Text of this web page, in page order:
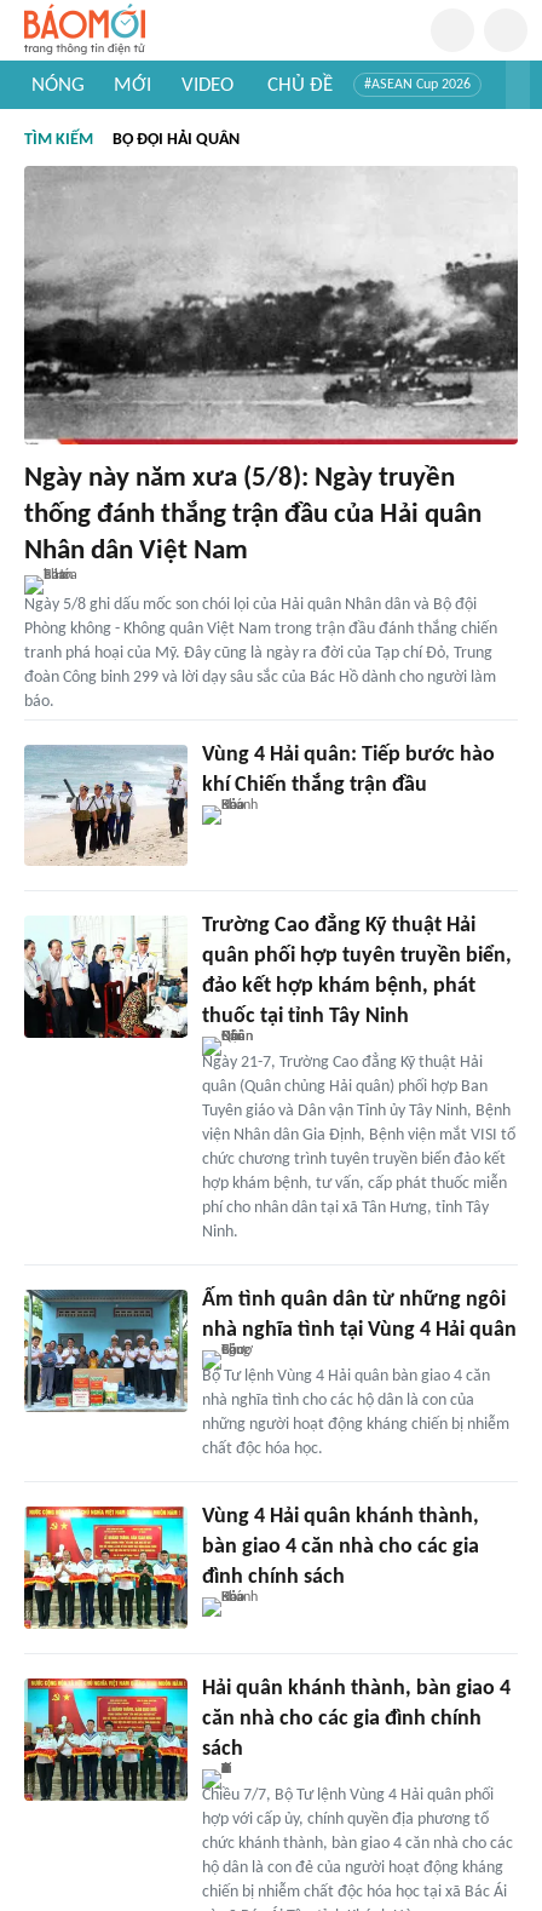
NÓNG MỚI VIDEO CHỦ ĐỀ #ASEAN Cup 2026
#Khám phá thế giới
TÌM KIẾM BỘ ĐỘI HẢI QUÂN
Ngày này năm xưa (5/8): Ngày truyền
thống đánh thắng trận đầu của Hải quân
Nhân dân Việt Nam
Ngày 5/8 ghi dấu mốc son chói lọi của Hải quân Nhân dân và Bộ đội
Phòng không - Không quân Việt Nam trong trận đầu đánh thắng chiến
tranh phá hoại của Mỹ. Đây cũng là ngày ra đời của Tạp chí Đỏ, Trung
đoàn Công binh 299 và lời dạy sâu sắc của Bác Hồ dành cho người làm
báo.
Vùng 4 Hải quân: Tiếp bước hào
khí Chiến thắng trận đầu
Trường Cao đẳng Kỹ thuật Hải
quân phối hợp tuyên truyền biển,
đảo kết hợp khám bệnh, phát
thuốc tại tỉnh Tây Ninh
Ngày 21-7, Trường Cao đẳng Kỹ thuật Hải
quân (Quân chủng Hải quân) phối hợp Ban
Tuyên giáo và Dân vận Tỉnh ủy Tây Ninh, Bệnh
viện Nhân dân Gia Định, Bệnh viện mắt VISI tổ
chức chương trình tuyên truyền biển đảo kết
hợp khám bệnh, tư vấn, cấp phát thuốc miễn
phí cho nhân dân tại xã Tân Hưng, tỉnh Tây
Ninh.
Ấm tình quân dân từ những ngôi
nhà nghĩa tình tại Vùng 4 Hải quân
Bộ Tư lệnh Vùng 4 Hải quân bàn giao 4 căn
nhà nghĩa tình cho các hộ dân là con của
những người hoạt động kháng chiến bị nhiễm
chất độc hóa học.
Vùng 4 Hải quân khánh thành,
bàn giao 4 căn nhà cho các gia
đình chính sách
Hải quân khánh thành, bàn giao 4
căn nhà cho các gia đình chính
sách
Chiều 7/7, Bộ Tư lệnh Vùng 4 Hải quân phối
hợp với cấp ủy, chính quyền địa phương tổ
chức khánh thành, bàn giao 4 căn nhà cho các
hộ dân là con đẻ của người hoạt động kháng
chiến bị nhiễm chất độc hóa học tại xã Bác Ái